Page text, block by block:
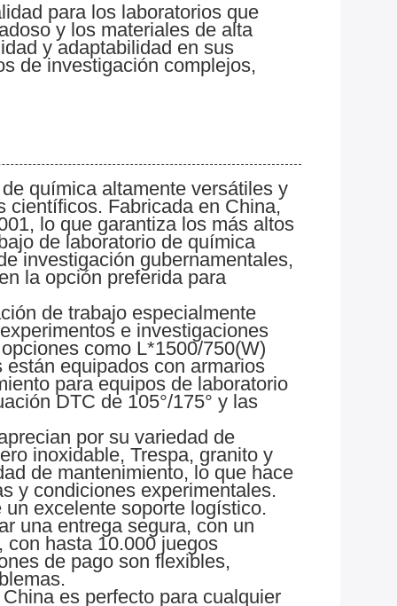
para los laboratorios que
y los materiales de alta
y adaptabilidad en sus
de investigación complejos,
química altamente versátiles y
científicos. Fabricada en China,
lo que garantiza los más altos
de laboratorio de química
investigación gubernamentales,
la opción preferida para
de trabajo especialmente
e investigaciones
como L*1500/750(W)
equipados con armarios
para equipos de laboratorio
DTC de 105°/175° y las
por su variedad de
inoxidable, Trespa, granito y
de mantenimiento, lo que hace
y condiciones experimentales.
excelente soporte logístico.
una entrega segura, con un
hasta 10.000 juegos
de pago son flexibles,
es perfecto para cualquier